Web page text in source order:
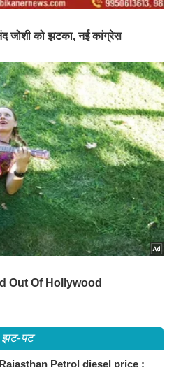
झट-पट
Rajasthan Petrol diesel price :